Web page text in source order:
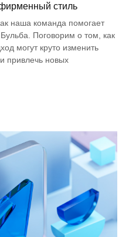
стиль
наша команда помогает
Поговорим о том, как
могут круто изменить
привлечь новых